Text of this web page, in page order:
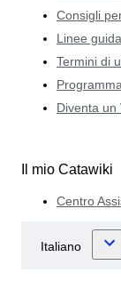
Consigli
Linee
Termini di
Diventa un
Il mio Catawiki
Centro